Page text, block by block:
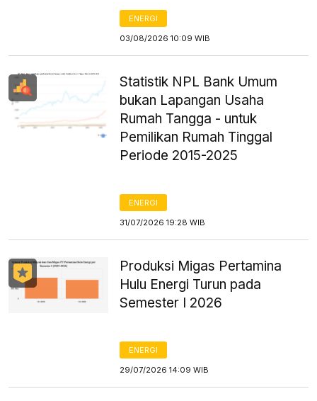
ENERGI
03/08/2026 10:09 WIB
Statistik NPL Bank Umum
bukan Lapangan Usaha
Rumah Tangga - untuk
Pemilikan Rumah Tinggal
Periode 2015-2025
ENERGI
31/07/2026 19:28 WIB
Produksi Migas Pertamina
Hulu Energi Turun pada
Semester I 2026
ENERGI
29/07/2026 14:09 WIB